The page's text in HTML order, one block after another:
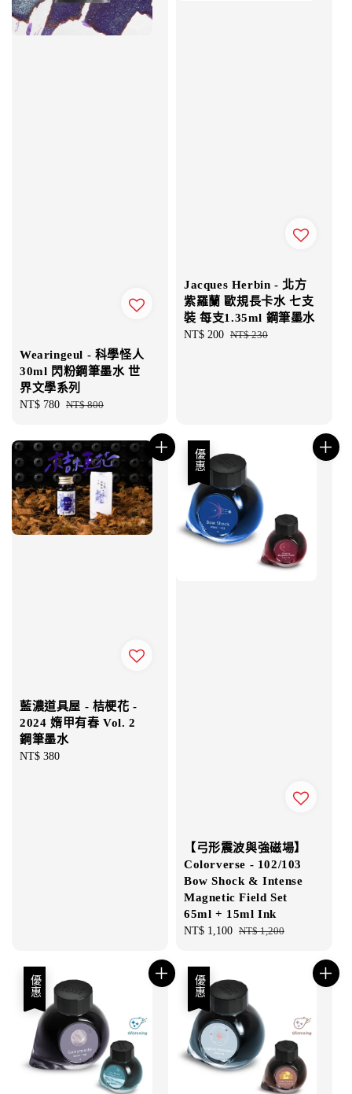
Wearingeul - 科學怪人
30ml 閃粉鋼筆墨水 世
界文學系列
Sale
NT$ 780 Regular
NT$ 800
Jacques Herbin - 北方
紫羅蘭 歐規長卡水 七支
裝 每支1.35ml 鋼筆墨水
Sale
NT$ 200 Regular
NT$ 230
藍濃道具屋 - 桔梗花 -
2024 媠甲有春 Vol. 2
鋼筆墨水
Regular
NT$ 380
優惠
【弓形震波與強磁場】
Colorverse - 102/103
Bow Shock & Intense
Magnetic Field Set
65ml + 15ml Ink
Sale
NT$ 1,100 Regular
NT$ 1,200
優惠 優惠